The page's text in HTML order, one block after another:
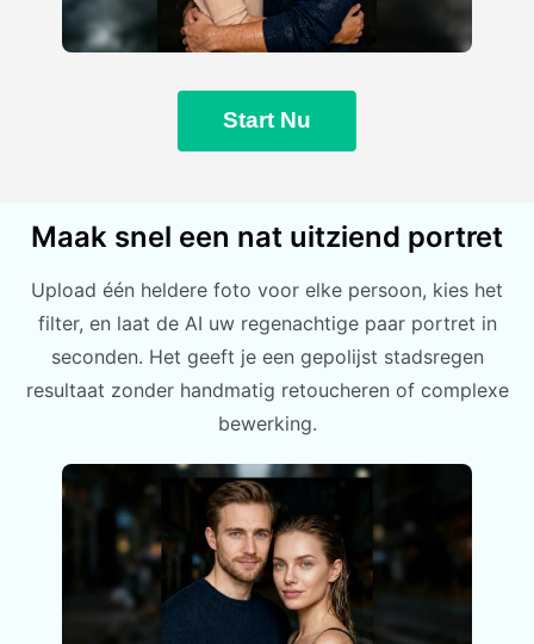
Start Nu
Maak snel een nat uitziend portret
Upload één heldere foto voor elke persoon, kies het
filter, en laat de AI uw regenachtige paar portret in
seconden. Het geeft je een gepolijst stadsregen
resultaat zonder handmatig retoucheren of complexe
bewerking.